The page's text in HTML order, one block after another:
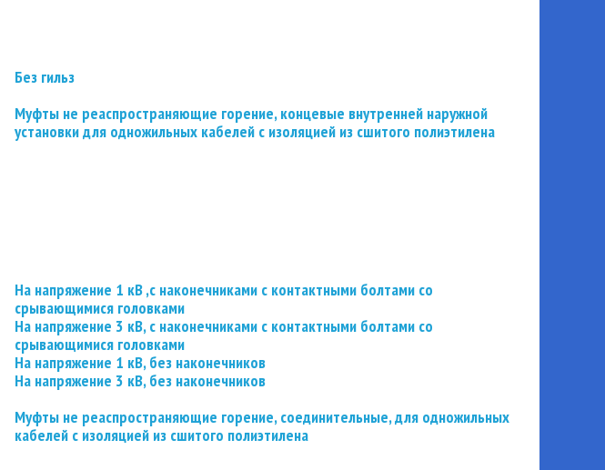
Без гильз
Муфты не реаспространяющие горение, концевые внутренней наружной
установки для одножильных кабелей с изоляцией из сшитого полиэтилена
На напряжение 1 кВ ,с наконечниками с контактными болтами со
срывающимися головками
На напряжение 3 кВ, с наконечниками с контактными болтами со
срывающимися головками
На напряжение 1 кВ, без наконечников
На напряжение 3 кВ, без наконечников
Муфты не реаспространяющие горение, соединительные, для одножильных
кабелей с изоляцией из сшитого полиэтилена